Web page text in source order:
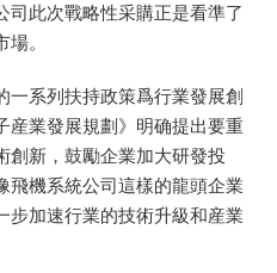
司此次戰略性采購正是看準了
。
一系列扶持政策爲行業發展創
産業發展規劃》明确提出要重
創新，鼓勵企業加大研發投
飛機系統公司這樣的龍頭企業
步加速行業的技術升級和産業